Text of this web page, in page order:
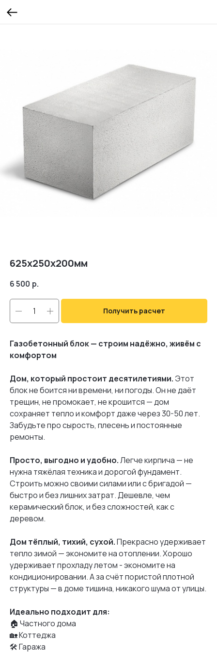
625х250х200мм
6 500 р.
Получить расчет
Газобетонный блок — строим надёжно, живём с
комфортом
Дом, который простоит десятилетиями. Этот
блок не боится ни времени, ни погоды. Он не даёт
трещин, не промокает, не крошится — дом
сохраняет тепло и комфорт даже через 30-50 лет.
Забудьте про сырость, плесень и постоянные
ремонты.
Просто, выгодно и удобно.Легче кирпича — не
нужна тяжёлая техника и дорогой фундамент.
Строить можно своими силами или с бригадой —
быстро и без лишних затрат. Дешевле, чем
керамический блок, и без сложностей, как с
деревом.
Дом тёплый, тихий, сухой.Прекрасно удерживает
тепло зимой — экономите на отоплении. Хорошо
удерживает прохладу летом - экономите на
кондиционировании. А за счёт пористой плотной
структуры — в доме тишина, никакого шума от улицы.
Идеально подходит для:
🏠 Частного дома
🏡 Коттеджа
🛠️ Гаража